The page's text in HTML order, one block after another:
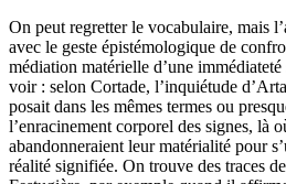
On peut regretter le vocabulaire, mais
avec le geste épistémologique de
médiation matérielle d’une
voir : selon Cortade, l’inquiétude
posait dans les mêmes termes ou
l’enracinement corporel des signes, là
abandonneraient leur matérialité pour
réalité signifiée. On trouve des traces